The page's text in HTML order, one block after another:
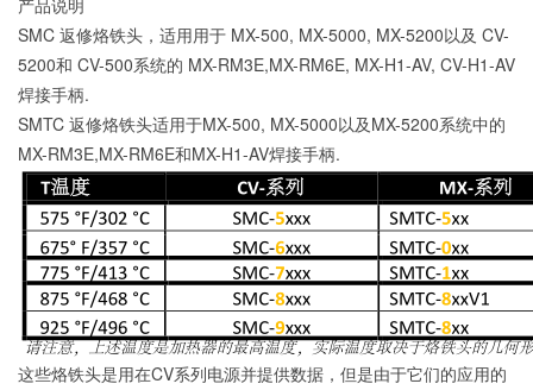
产品说明
SMC 返修烙铁头，适用用于 MX-500, MX-5000, MX-5200以及 CV-
5200和 CV-500系统的 MX-RM3E,MX-RM6E, MX-H1-AV, CV-H1-AV
焊接手柄.
SMTC 返修烙铁头适用于MX-500, MX-5000以及MX-5200系统中的
MX-RM3E,MX-RM6E和MX-H1-AV焊接手柄.
这些烙铁头是用在CV系列电源并提供数据，但是由于它们的应用的